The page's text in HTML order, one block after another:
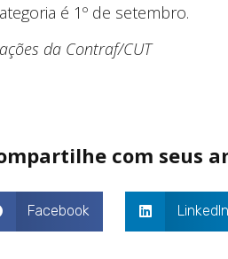
é 1º de setembro.
da Contraf/CUT
com seus
Facebook LinkedIn